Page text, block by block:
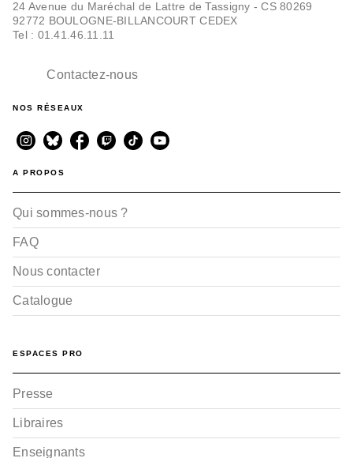
24 Avenue du Maréchal de Lattre de Tassigny - CS 80269
92772 BOULOGNE-BILLANCOURT CEDEX
Tel : 01.41.46.11.11
Contactez-nous
NOS RÉSEAUX
A PROPOS
Qui sommes-nous ?
FAQ
Nous contacter
Catalogue
ESPACES PRO
Presse
Libraires
Enseignants